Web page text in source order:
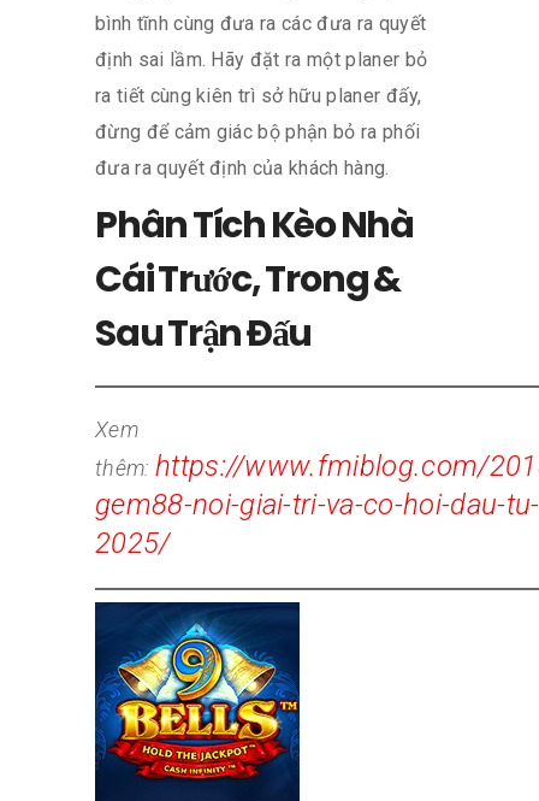
bình tĩnh cùng đưa ra các đưa ra quyết
định sai lầm. Hãy đặt ra một planer bỏ
ra tiết cùng kiên trì sở hữu planer đấy,
đừng để cảm giác bộ phận bỏ ra phối
đưa ra quyết định của khách hàng.
Phân Tích Kèo Nhà
Cái Trước, Trong &
Sau Trận Đấu
Xem
thêm: https://www.fmiblog.com/
gem88-noi-giai-tri-va-co-hoi-dau-
2025/